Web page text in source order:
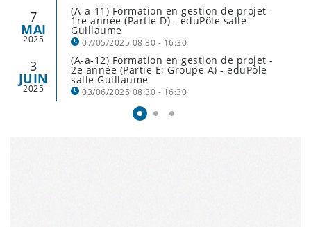
établissements concernés : ALR, LGL, LML, LRSL
et NOSL
7
MAI
2025
(A-a-11) Formation en gestion de projet -
1re année (Partie D) - eduPôle salle
Guillaume
07/05/2025 08:30 - 16:30
établissements concernés: EIGT, EIMAB, LTPES,
MLG
3
JUIN
2025
(A-a-12) Formation en gestion de projet -
2e année (Partie E; Groupe A) - eduPôle
salle Guillaume
03/06/2025 08:30 - 16:30
établissements concernés: EIMLB, LCD, LGK,